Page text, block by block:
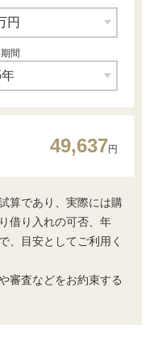
間
49,637円
算であり、実際には購
借り入れの可否、年
、目安としてご利用く
審査などをお約束する